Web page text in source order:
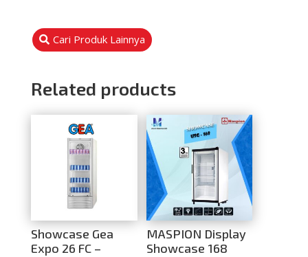
Cari Produk Lainnya
Related products
Showcase Gea
Expo 26 FC –
MASPION Display
Showcase 168